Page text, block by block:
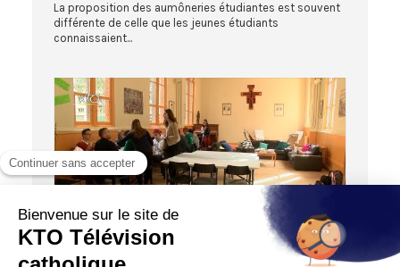
La proposition des aumôneries étudiantes est souvent
différente de celle que les jeunes étudiants
connaissaient...
05:34
VIES DE FAMILLE